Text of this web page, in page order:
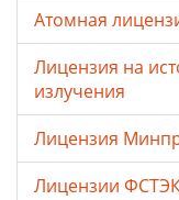
Атомная
Лицензия на
излучения
Лицензия
Лицензии